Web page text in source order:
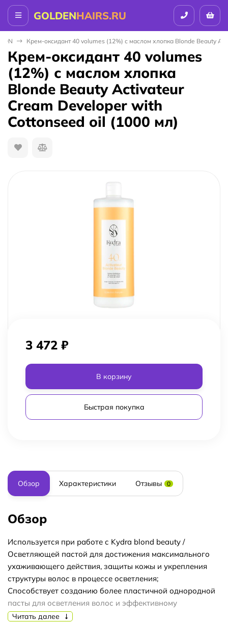
GOLDENHAIRS.RU
Крем-оксидант 40 volumes (12%) с маслом хлопка Blonde Beauty
Крем-оксидант 40 volumes
(12%) с маслом хлопка
Blonde Beauty Activateur
Cream Developer with
Cottonseed oil (1000 мл)
3 472 ₽
В корзину
Быстрая покупка
Обзор Характеристики Отзывы 0
Обзор
Используется при работе с Kydra blond beauty /
Осветляющей пастой для достижения максимального
ухаживающего действия, защиты кожы и укрепления
структуры волос в процессе осветления;
Способствует созданию более пластичной однородной
пасты для осветления волос и эффективному
распределению смеси по волосам в процессе
Читать далее